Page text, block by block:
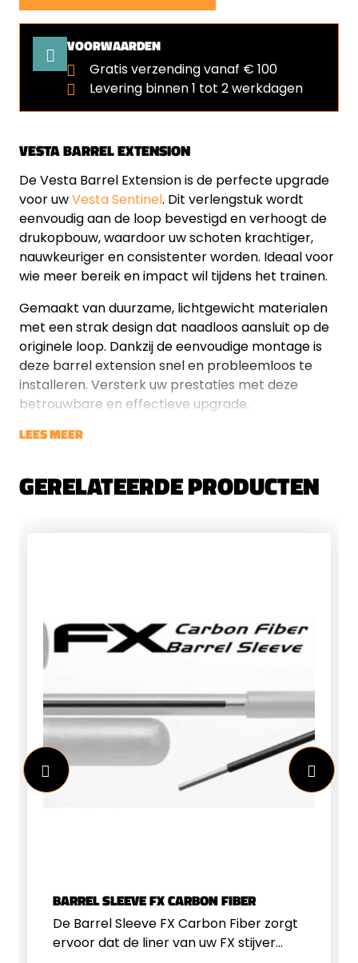
VESTA BARREL EXTENSION
De Vesta Barrel Extension is de perfecte upgrade
voor uwVesta Sentinel. Dit verlengstuk wordt
eenvoudig aan de loop bevestigd en verhoogt de
drukopbouw, waardoor uw schoten krachtiger,
nauwkeuriger en consistenter worden. Ideaal voor
wie meer bereik en impact wil tijdens het trainen.
Gemaakt van duurzame, lichtgewicht materialen
met een strak design dat naadloos aansluit op de
originele loop. Dankzij de eenvoudige montage is
deze barrel extension snel en probleemloos te
installeren. Versterk uw prestaties met deze
betrouwbare en effectieve upgrade.
LEES MEER
VOORWAARDEN
Gratis verzending vanaf € 100
Levering binnen 1 tot 2 werkdagen
GERELATEERDE PRODUCTEN
BARREL SLEEVE FX CARBON FIBER
De Barrel Sleeve FX Carbon Fiber zorgt
ervoor dat de liner van uw FX stijver